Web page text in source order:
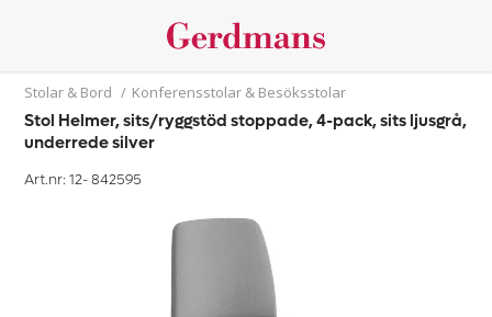
Stolar & Bord / Konferensstolar & Besöksstolar
Stol Helmer, sits/ryggstöd stoppade, 4-pack, sits ljusgrå,
underrede silver
Art.nr: 12-842595